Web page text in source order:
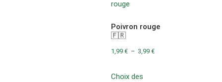
Poivron rouge
🇫🇷
1,99 € – 3,99 €
Choix des